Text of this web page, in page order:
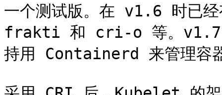
一个测试版。在 v1.6 时已经
frakti 和 cri-o 等。v1.7
持用 Containerd 来管理容